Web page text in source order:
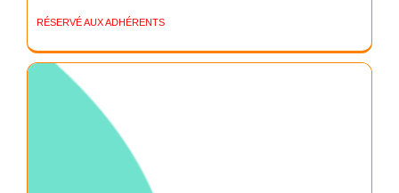
RÉSERVÉ AUX ADHÉRENTS